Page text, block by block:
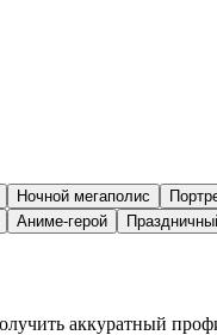
Ночной мегаполис
Аниме-герой
аккуратный